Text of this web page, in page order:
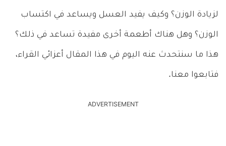
لزيادة الوزن؟ وكيف يفيد العسل ويساعد في اكتساب
الوزن؟ وهل هناك أطعمة أخرى مفيدة تساعد في ذلك؟
هذا ما سنتحدث عنه اليوم في هذا المقال أعزائي القراء،
فتابعوا معنا.
ADVERTISEMENT